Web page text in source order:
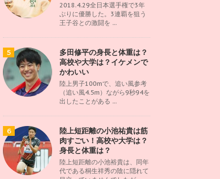
2018.4.29全日本選手権で3年
ぶりに優勝した。3連覇を狙う
王子谷との激闘を ...
5
多田修平の身長と体重は？
高校や大学は？イケメンで
かわいい
陸上男子100mで、追い風参考
（追い風4.5m）ながら9秒94を
出したことがある ...
6
陸上短距離の小池祐貴は筋
肉すごい！高校や大学は？
身長と体重は？
陸上短距離の小池裕貴は、同年
代である桐生祥秀の陰に隠れて